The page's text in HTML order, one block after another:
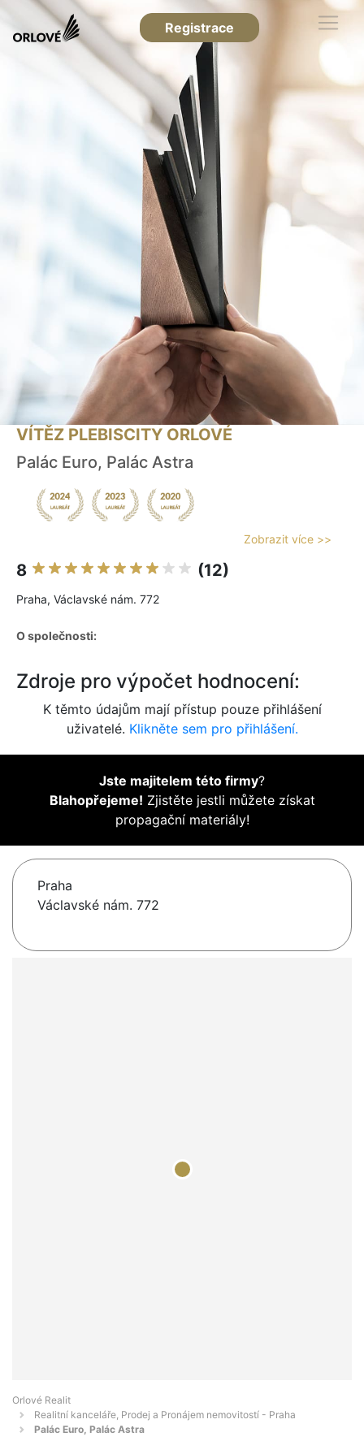
Registrace
VÍTĚZ PLEBISCITY ORLOVÉ
Palác Euro, Palác Astra
Zobrazit více >>
8 (12)
Praha, Václavské nám. 772
O společnosti:
Zdroje pro výpočet hodnocení:
K těmto údajům mají přístup pouze přihlášení
uživatelé. Klikněte sem pro přihlášení.
Jste majitelem této firmy?
Blahopřejeme! Zjistěte jestli můžete získat
propagační materiály!
Praha
Václavské nám. 772
Orlové Realit
Realitní kanceláře, Prodej a Pronájem nemovitostí - Praha
Palác Euro, Palác Astra